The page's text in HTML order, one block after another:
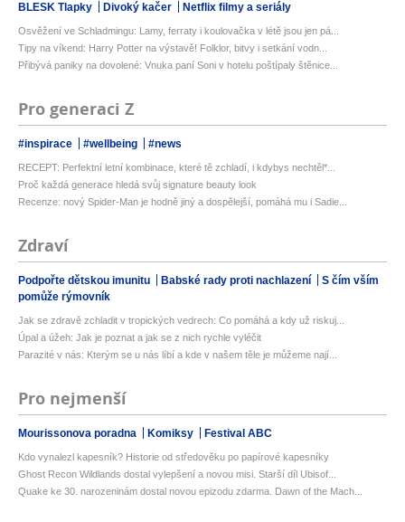
BLESK Tlapky Divoký kačer Netflix filmy a seriály
Osvěžení ve Schladmingu: Lamy, ferraty i koulovačka v létě jsou jen pá...
Tipy na víkend: Harry Potter na výstavě! Folklor, bitvy i setkání vodn...
Přibývá paniky na dovolené: Vnuka paní Soni v hotelu poštípaly štěnice...
Pro generaci Z
#inspirace #wellbeing #news
RECEPT: Perfektní letní kombinace, které tě zchladí, i kdybys nechtěl*...
Proč každá generace hledá svůj signature beauty look
Recenze: nový Spider-Man je hodně jiný a dospělejší, pomáhá mu i Sadie...
Zdraví
Podpořte dětskou imunitu Babské rady proti nachlazení
S čím vším
pomůže rýmovník
Jak se zdravě zchladit v tropických vedrech: Co pomáhá a kdy už riskuj...
Úpal a úžeh: Jak je poznat a jak se z nich rychle vyléčit
Parazité v nás: Kterým se u nás líbí a kde v našem těle je můžeme nají...
Pro nejmenší
Mourissonova poradna Komiksy Festival ABC
Kdo vynalezl kapesník? Historie od středověku po papírové kapesníky
Ghost Recon Wildlands dostal vylepšení a novou misi. Starší díl Ubisof...
Quake ke 30. narozeninám dostal novou epizodu zdarma. Dawn of the Mach...